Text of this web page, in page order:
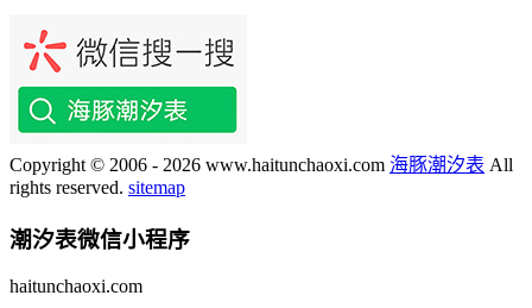
Copyright © 2006 - 2026 www.haitunchaoxi.com 海豚潮汐表 All
rights reserved. sitemap
潮汐表微信小程序
haitunchaoxi.com